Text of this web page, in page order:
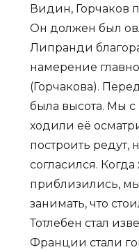
Видин, Горчаков
Он должен был
Липранди
намерение
(Горчакова).
была высота. Мы
ходили её
построить редут,
согласился.
приблизились,
занимать, что
Тотлебен стал
Франции стали